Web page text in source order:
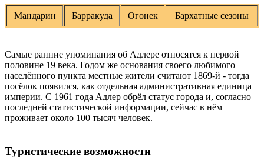
Мандарин Барракуда Огонек Бархатные сезоны
Самые ранние упоминания об Адлере относятся к первой
половине 19 века. Годом же основания своего любимого
населённого пункта местные жители считают 1869-й - тогда
посёлок появился, как отдельная административная единица
империи. С 1961 года Адлер обрёл статус города и, согласно
последней статистической информации, сейчас в нём
проживает около 100 тысяч человек.
Туристические возможности